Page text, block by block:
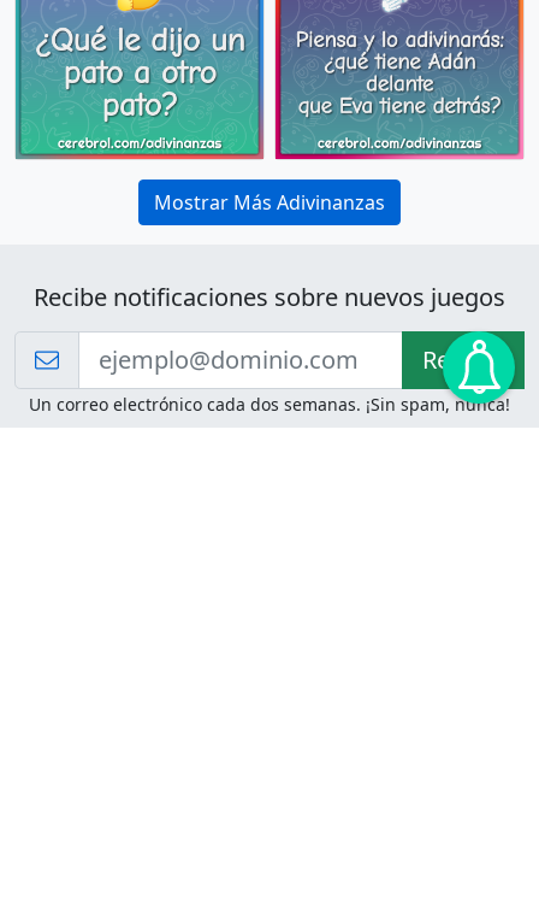
Mostrar Más Adivinanzas
Recibe notificaciones sobre nuevos juegos
Recibir!
Un correo electrónico cada dos semanas. ¡Sin spam, nunca!